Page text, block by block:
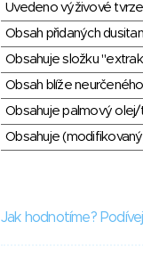
Uvedeno výživové
Obsah přidaných
Obsahuje složku
Obsah blíže
Obsahuje palmový
Obsahuje
Jak hodnotíme?